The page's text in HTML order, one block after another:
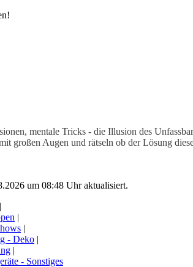
mentale Tricks - die Illusion des
großen Augen und rätseln ob der Lösung
um 08:48 Uhr aktualisiert.
|
|
|
- Deko |
|
- Sonstiges